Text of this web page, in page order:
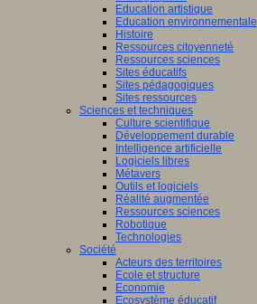
Education artistique
Education environnementale
Histoire
Ressources citoyenneté
Ressources sciences
Sites éducatifs
Sites pédagogiques
Sites ressources
Sciences et techniques
Culture scientifique
Développement durable
Intelligence artificielle
Logiciels libres
Métavers
Outils et logiciels
Réalité augmentée
Ressources sciences
Robotique
Technologies
Société
Acteurs des territoires
Ecole et structure
Economie
Ecosystème éducatif